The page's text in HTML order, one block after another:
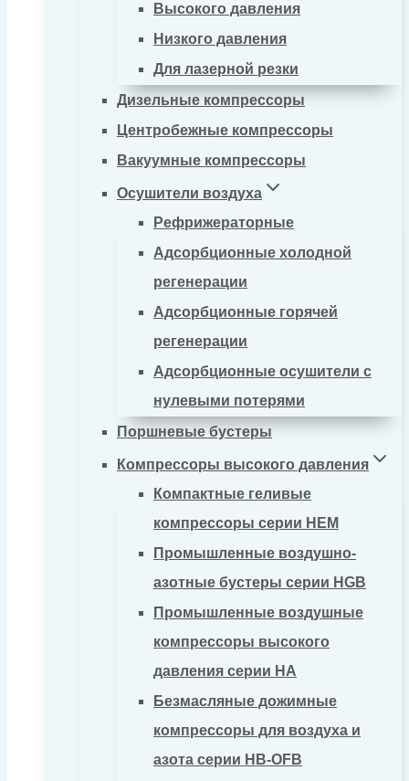
Высокого давления
Низкого давления
Для лазерной резки
Дизельные компрессоры
Центробежные компрессоры
Вакуумные компрессоры
Осушители воздуха
Рефрижераторные
Адсорбционные холодной
регенерации
Адсорбционные горячей
регенерации
Адсорбционные осушители с
нулевыми потерями
Поршневые бустеры
Компрессоры высокого давления
Компактные геливые
компрессоры серии HEM
Промышленные воздушно-
азотные бустеры серии HGB
Промышленные воздушные
компрессоры высокого
давления серии HA
Безмасляные дожимные
компрессоры для воздуха и
азота серии HB-OFB